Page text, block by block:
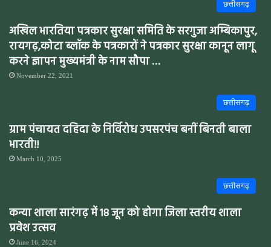
छत्तीसगढ़
अखिल भारतिया पत्रकार सुरक्षा समिति के सरगुजा अम्बिकापुर,
रायगढ़,कोटा ब्लॉक के पत्रकारों ने पत्रकार सुरक्षा कानून लागू
करने ज्ञापन मुख्यमंत्री के नाम सौपा …
November 22, 2021
छत्तीसगढ़
ग्राम पंचायत दहिदा के निर्विरोध उपसरपंच बनीं बिनती बाला
भारती!!
March 10, 2025
छत्तीसगढ़
कन्या शाला सारंगढ़ में 18 जून को होगा जिला स्तरीय शाला
प्रवेश उत्सव
June 16, 2024